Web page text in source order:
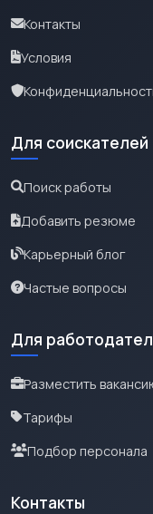
Контакты
Условия
Для соискателей
Поиск работы
Добавить резюме
Карьерный блог
Частые вопросы
Для
Разместить
Тарифы
Подбор персонала
Контакты